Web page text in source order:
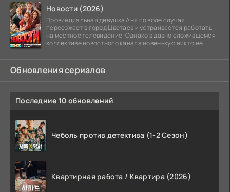
Новости (2026)
Провинциальная девушка Аня по воле случая
переезжает в город Цветаев и устраивается работать
на местное телевидение. Однако в давно сложившемся
коллективе новостного канала новенькую никто не
Обновления сериалов
Последние 10 обновлений
Чеболь против детектива (1-2 Сезон)
Квартирная работа / Квартира (2026)